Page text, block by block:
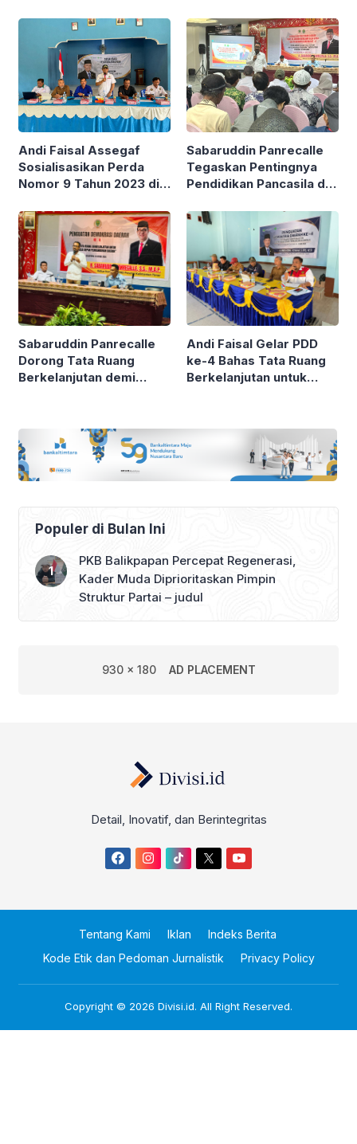
Masyarakat
Pengawasan Publik
Andi Faisal Assegaf
Sosialisasikan Perda
Nomor 9 Tahun 2023 di
Sabaruddin Panrecalle
Tegaskan Pentingnya
Pendidikan Pancasila di
Generasi Muda
Sabaruddin Panrecalle
Dorong Tata Ruang
Berkelanjutan demi
Andi Faisal Gelar PDD
ke-4 Bahas Tata Ruang
Berkelanjutan untuk
Populer di Bulan Ini
PKB Balikpapan Percepat Regenerasi,
Kader Muda Diprioritaskan Pimpin
Struktur Partai – judul
930 x 180 AD PLACEMENT
Detail, Inovatif, dan Berintegritas
Tentang Kami Iklan
Indeks Berita
Kode Etik dan Pedoman Jurnalistik
Privacy Policy
Copyright © 2026 Divisi.id. All Right Reserved.